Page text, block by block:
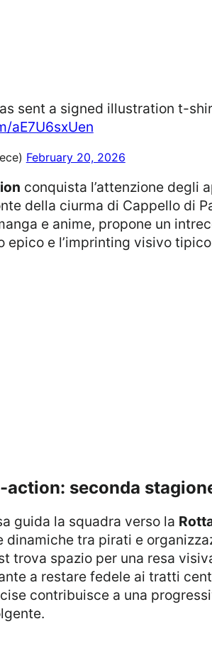
sent a signed illustration t-
aE7U6sxUen
February 20, 2026
conquista l’attenzione degli
della ciurma di Cappello di
e anime, propone un
epico e l’imprinting visivo
action: seconda
guida la squadra verso la
dinamiche tra pirati e
trova spazio per una resa
a restare fedele ai tratti
contribuisce a una